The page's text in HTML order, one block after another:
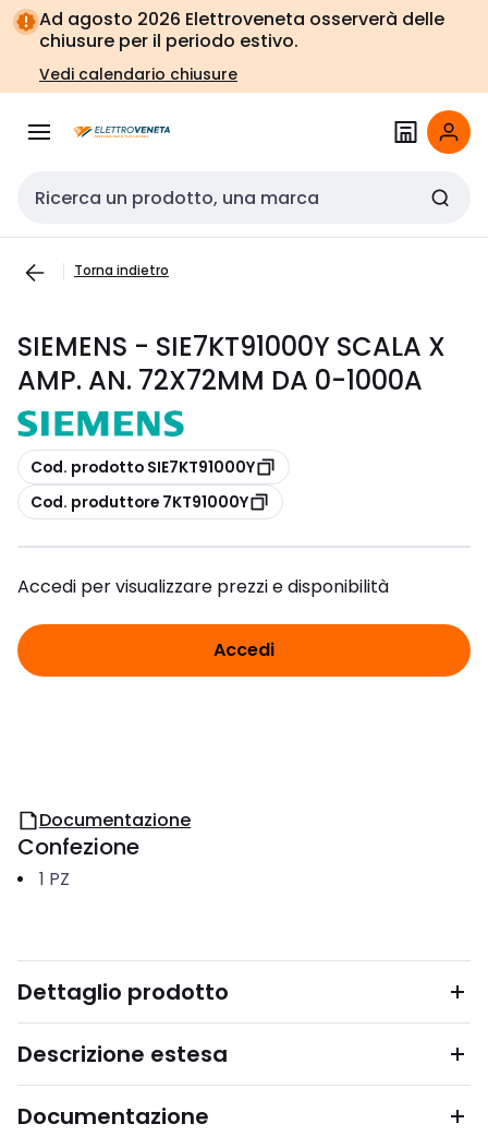
Vai alla
navigazione
Vai
alla
pagina
Ad agosto 2026 Elettroveneta osserverà delle
chiusure per il periodo estivo.
Vedi calendario chiusure
Cerca input
Torna indietro
SIEMENS - SIE7KT91000Y SCALA X
AMP. AN. 72X72MM DA 0-1000A
copia
Cod. prodotto SIE7KT91000Y
copia
Cod. produttore 7KT91000Y
Accedi per visualizzare prezzi e disponibilità
Accedi
Documentazione
Confezione
1 PZ
Dettaglio prodotto
Descrizione estesa
Documentazione